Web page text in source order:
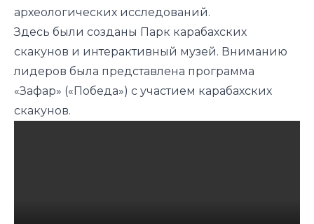
археологических исследований.
Здесь были созданы Парк карабахских
скакунов и интерактивный музей. Вниманию
лидеров была представлена программа
«Зафар» («Победа») с участием карабахских
скакунов.